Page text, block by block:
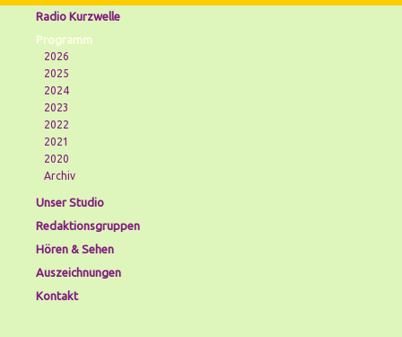
Radio Kurzwelle
Programm
2026
2025
2024
2023
2022
2021
2020
Archiv
Unser Studio
Redaktionsgruppen
Hören & Sehen
Auszeichnungen
Kontakt